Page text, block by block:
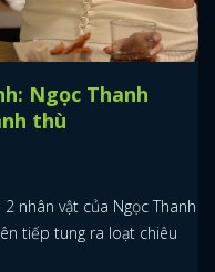
Ngọc Thanh
thù
nhân vật của Ngọc Thanh
tiếp tung ra loạt chiêu